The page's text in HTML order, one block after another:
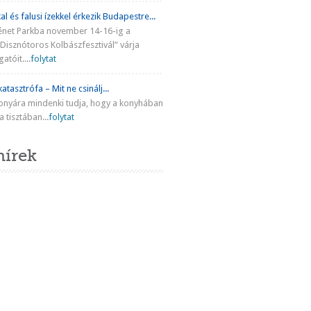
és falusi ízekkel érkezik Budapestre...
Parkba november 14-16-ig a
Kolbászfesztivál” várja
folytat
– Mit ne csinálj...
mindenki tudja, hogy a konyhában
tisztában...folytat